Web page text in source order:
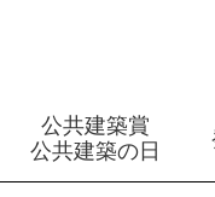
公共建築賞
公共建築の日